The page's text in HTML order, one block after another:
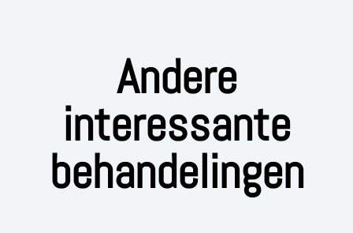
Andere
interessante
behandelingen